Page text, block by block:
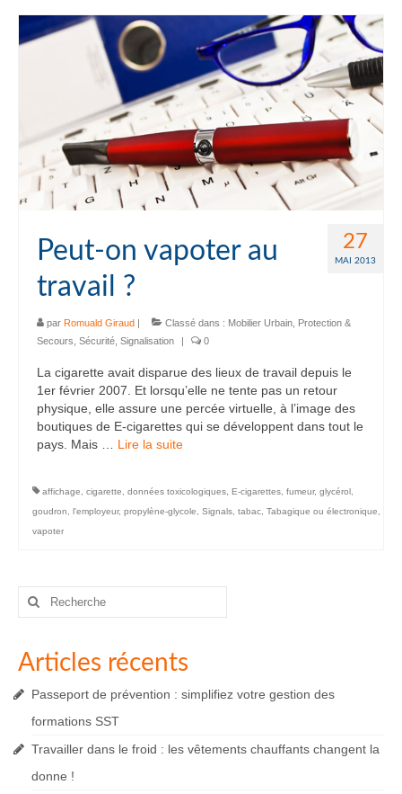
Accéder à Signals
27
MAI 2013
Peut-on vapoter au
travail ?
par Romuald Giraud | Classé dans : Mobilier Urbain Protection &
Secours Sécurité Signalisation | 0
La cigarette avait disparue des lieux de travail depuis le
1er février 2007. Et lorsqu’elle ne tente pas un retour
physique, elle assure une percée virtuelle, à l’image des
boutiques de E-cigarettes qui se développent dans tout le
pays. Mais … Lire la suite­­
affichage cigarette données toxicologiques E-cigarettes fumeur, glycérol
goudron
l'employeur, propylène-glycole Signals tabac Tabagique ou électronique
vapoter
Rechercher
Articles récents
Passeport de prévention : simplifiez votre gestion des
formations SST
Travailler dans le froid : les vêtements chauffants changent la
donne !